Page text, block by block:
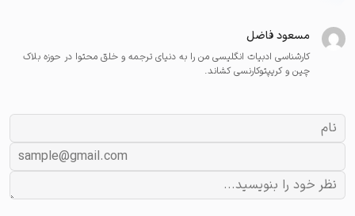
مسعود فاضل
کارشناسی ادبیات انگلیسی من را به دنیای ترجمه و خلق محتوا در حوزه بلاک
چین و کریپتوکارنسی کشاند.